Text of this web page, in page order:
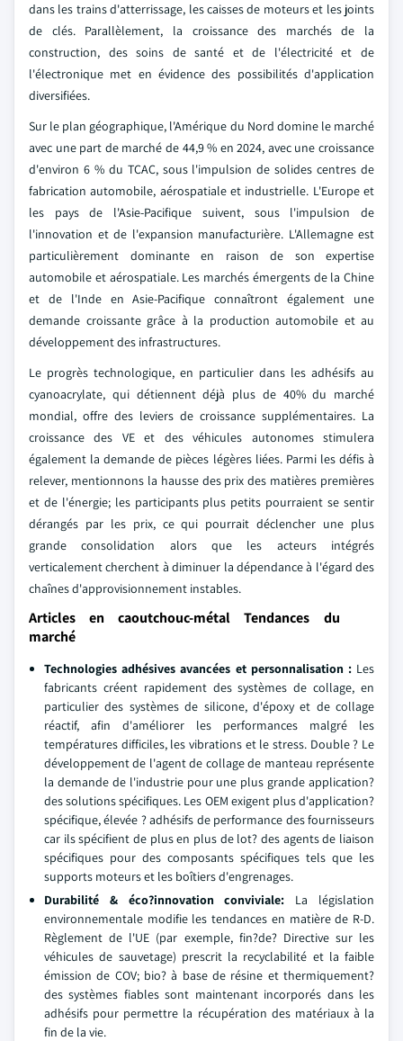
dans les trains d'atterrissage, les caisses de moteurs et les joints
de clés. Parallèlement, la croissance des marchés de la
construction, des soins de santé et de l'électricité et de
l'électronique met en évidence des possibilités d'application
diversifiées.
Sur le plan géographique, l'Amérique du Nord domine le marché
avec une part de marché de 44,9 % en 2024, avec une croissance
d'environ 6 % du TCAC, sous l'impulsion de solides centres de
fabrication automobile, aérospatiale et industrielle. L'Europe et
les pays de l'Asie-Pacifique suivent, sous l'impulsion de
l'innovation et de l'expansion manufacturière. L'Allemagne est
particulièrement dominante en raison de son expertise
automobile et aérospatiale. Les marchés émergents de la Chine
et de l'Inde en Asie-Pacifique connaîtront également une
demande croissante grâce à la production automobile et au
développement des infrastructures.
Le progrès technologique, en particulier dans les adhésifs au
cyanoacrylate, qui détiennent déjà plus de 40% du marché
mondial, offre des leviers de croissance supplémentaires. La
croissance des VE et des véhicules autonomes stimulera
également la demande de pièces légères liées. Parmi les défis à
relever, mentionnons la hausse des prix des matières premières
et de l'énergie; les participants plus petits pourraient se sentir
dérangés par les prix, ce qui pourrait déclencher une plus
grande consolidation alors que les acteurs intégrés
verticalement cherchent à diminuer la dépendance à l'égard des
chaînes d'approvisionnement instables.
Articles en caoutchouc-métal Tendances du
marché
Technologies adhésives avancées et personnalisation :Les
fabricants créent rapidement des systèmes de collage, en
particulier des systèmes de silicone, d'époxy et de collage
réactif, afin d'améliorer les performances malgré les
températures difficiles, les vibrations et le stress. Double ? Le
développement de l'agent de collage de manteau représente
la demande de l'industrie pour une plus grande application?
des solutions spécifiques. Les OEM exigent plus d'application?
spécifique, élevée ? adhésifs de performance des fournisseurs
car ils spécifient de plus en plus de lot? des agents de liaison
spécifiques pour des composants spécifiques tels que les
supports moteurs et les boîtiers d'engrenages.
Durabilité & éco?innovation conviviale: La législation
environnementale modifie les tendances en matière de R-D.
Règlement de l'UE (par exemple, fin?de? Directive sur les
véhicules de sauvetage) prescrit la recyclabilité et la faible
émission de COV; bio? à base de résine et thermiquement?
des systèmes fiables sont maintenant incorporés dans les
adhésifs pour permettre la récupération des matériaux à la
fin de la vie.